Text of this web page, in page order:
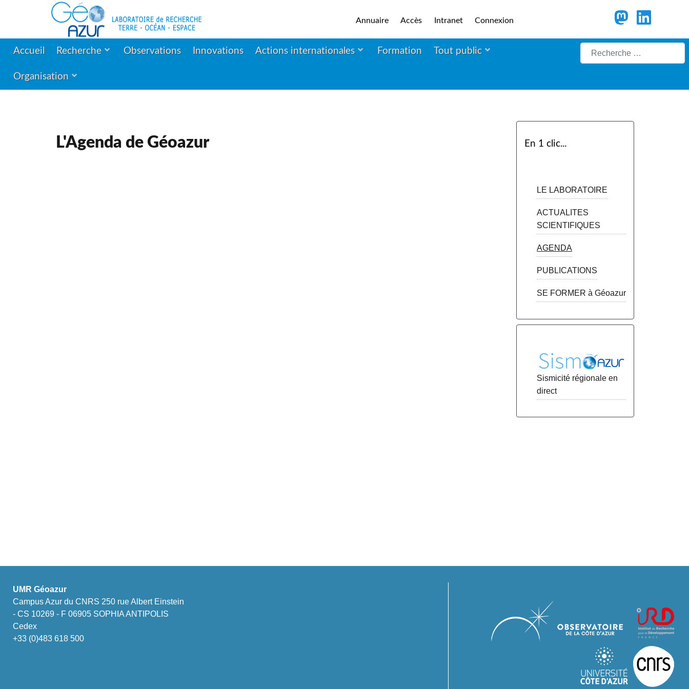
Annuaire Accès Intranet Connexion
Accueil Recherche Observations Innovations Actions internationales Formation Tout public
Organisation
Rechercher
L'Agenda de Géoazur En 1 clic...
LE LABORATOIRE
ACTUALITES
SCIENTIFIQUES
AGENDA
PUBLICATIONS
SE FORMER à Géoazur
Sismicité régionale en
direct
UMR Géoazur
Campus Azur du CNRS 250 rue Albert Einstein
- CS 10269 - F 06905 SOPHIA ANTIPOLIS
Cedex
+33 (0)483 618 500